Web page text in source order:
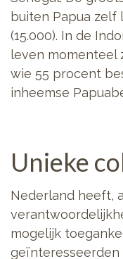
buiten Papua zelf
(15.000). In de
leven momenteel
wie 55 procent
inheemse
Unieke
Nederland heeft,
mogelijk
geïnteresseerden